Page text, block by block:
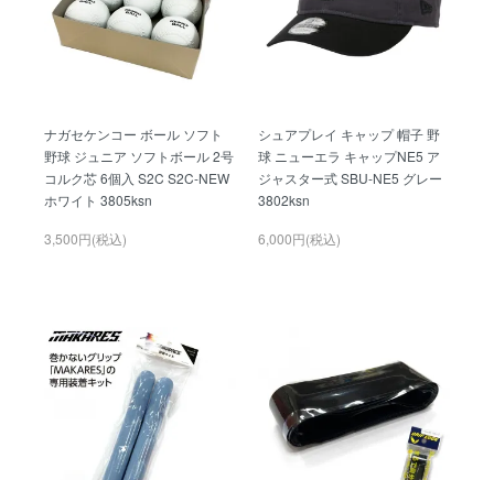
ナガセケンコー ボール ソフト
野球 ジュニア ソフトボール 2号
コルク芯 6個入 S2C S2C-NEW
ホワイト 3805ksn
3,500円(税込)
シュアプレイ キャップ 帽子 野
球 ニューエラ キャップNE5 ア
ジャスター式 SBU-NE5 グレー
3802ksn
6,000円(税込)